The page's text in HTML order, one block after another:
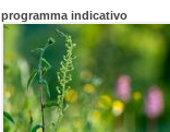
programma indicativo